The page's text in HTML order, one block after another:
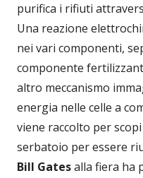
purifica i rifiuti
Una reazione
nei vari componenti,
componente
altro meccanismo
energia nelle celle a
viene raccolto per
serbatoio per essere
Bill Gatesalla fiera ha